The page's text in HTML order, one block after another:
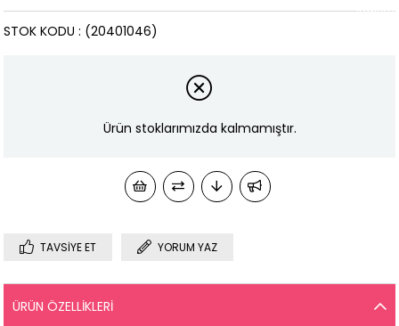
İndirim
(20401046)
STOK KODU
Ürün stoklarımızda kalmamıştır.
TAVSIYE ET YORUM YAZ
ÜRÜN ÖZELLIKLERI